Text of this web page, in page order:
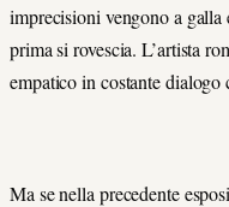
imprecisioni vengono a
prima si rovescia. L’artista
empatico in costante
Ma se nella precedente